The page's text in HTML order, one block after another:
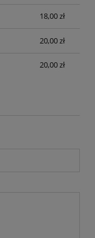
18,00 zł
20,00 zł
20,00 zł